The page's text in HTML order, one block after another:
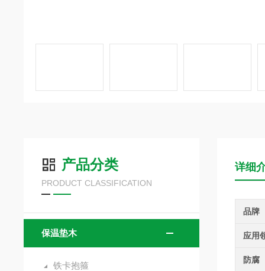
产品分类
PRODUCT CLASSIFICATION
保温垫木
铁卡抱箍
详细
品牌
应用
防腐